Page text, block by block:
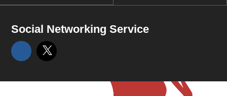
Social Networking Service